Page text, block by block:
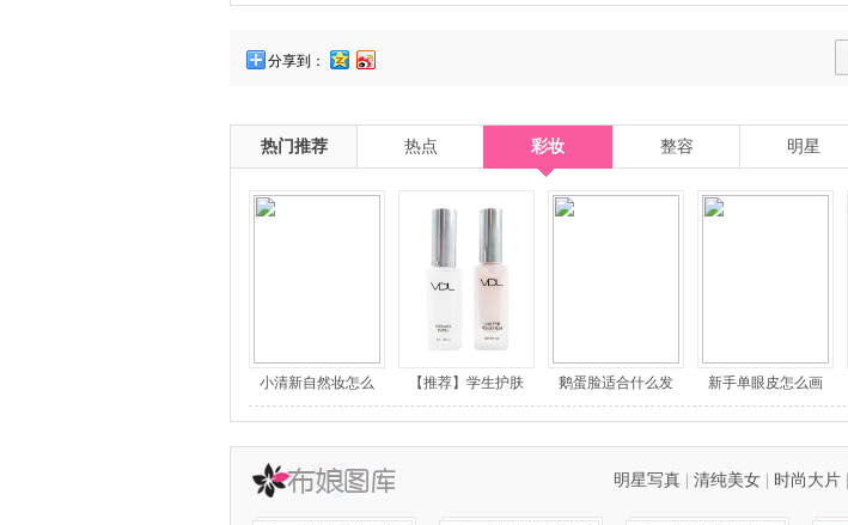
分享到：
热门推荐 热点 彩妆 整容 明星
小清新自然妆怎么 【推荐】学生护肤 鹅蛋脸适合什么发 新手单眼皮怎么画
明星写真 清纯美女 时尚大片